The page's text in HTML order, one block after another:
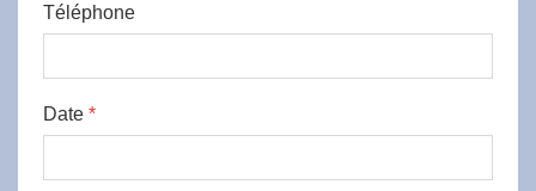
Téléphone
Date *